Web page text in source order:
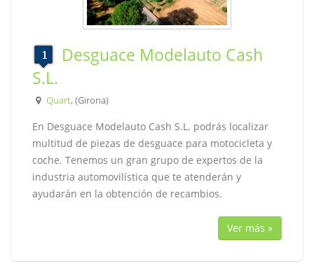
Desguace Modelauto Cash
S.L.
Quart, (Girona)
En Desguace Modelauto Cash S.L. podrás localizar
multitud de piezas de desguace para motocicleta y
coche. Tenemos un gran grupo de expertos de la
industria automovilística que te atenderán y
ayudarán en la obtención de recambios.
Ver más »